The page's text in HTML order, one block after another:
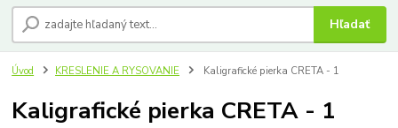
Hľadať
Úvod KRESLENIE A RYSOVANIE Kaligrafické pierka CRETA - 1
Kaligrafické pierka CRETA - 1